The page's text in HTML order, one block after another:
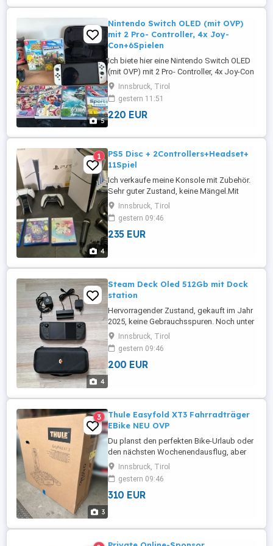
Investitionen von 5.000 bis 95.000.000 ...
5
Nintendo Switch OLED (mit OVP)
mit 2 Pro- Controller, 4x Joy-
Con+6Spielen
Ich biete hier eine Nintendo Switch OLED
(mit OVP) mit 2 Pro- Controller, 4x Joy-Con
und 6 Spielen an. Alles wurde kaum
genutzt und ist in einem sehr guten
Zustand. Zubehör ist auf den Bildern zu
sehen. Konsole kann gerne Vorort
Dockingstation sind mit inbegriffen. Bei ...
Innsbruck, Tirol
gestern 11:51
220 EUR
4
1
PS5 Disc + 2Controllers+Headset+
11Spiel
Ich verkaufe meine Konsole mit Zubehör.
Sehr guter Zustand, keine Mängel.Mit
Rechnung
Innsbruck, Tirol
gestern 09:46
235 EUR
4
Steam Deck Oled 512Gb mit Dock
station
Hervorragender Zustand, gekauft im Jahr
2025, keine Gebrauchsspuren. Noch unter
Garantie und mit Rechnung.
Innsbruck, Tirol
gestern 09:46
200 EUR
3
3
Thule Easyfold XT3 Fahrradträger
EBike NEU OVP
Du planst den perfekten Bike-Urlaub oder
den nächsten Wochenendausflug, aber
dir fehlt noch der passende "Transport-
Meister"? Hier ist deine Chance auf den
absoluten Goldstandard unter den
Kupplungsträgern! Ich verkaufe einen
Fahrradträger. ...
Innsbruck, Tirol
gestern 09:46
310 EUR